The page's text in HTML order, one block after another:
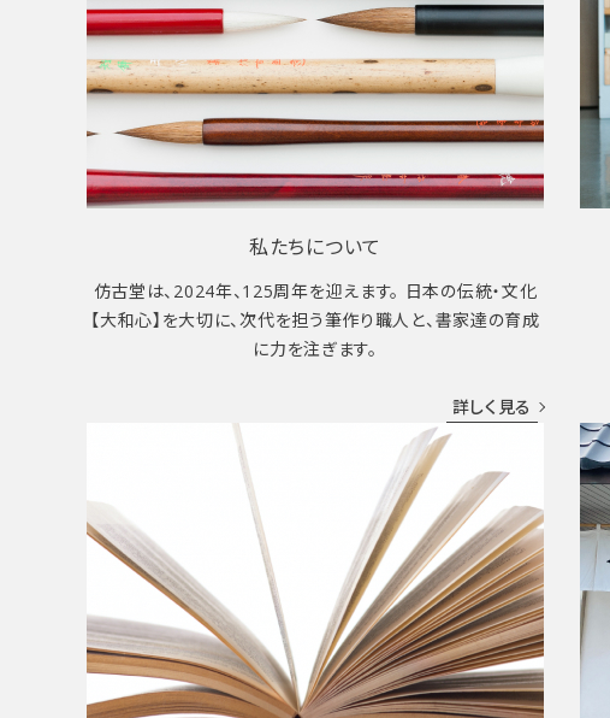
私たちについて
仿古堂は、2024年、125周年を迎えます。 日本の伝統・文化
【大和心】を大切に、次代を担う筆作り職人と、書家達の育成
に力を注ぎます。
詳しく見る